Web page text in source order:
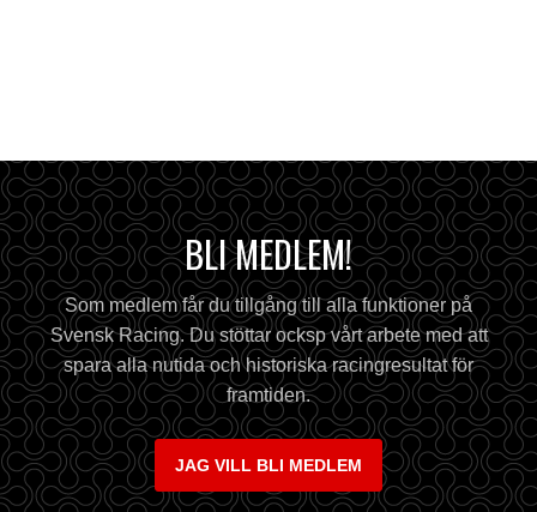
BLI MEDLEM!
Som medlem får du tillgång till alla funktioner på
Svensk Racing. Du stöttar ocksp vårt arbete med att
spara alla nutida och historiska racingresultat för
framtiden.
JAG VILL BLI MEDLEM